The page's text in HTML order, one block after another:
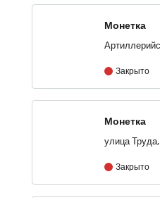
Монетка
Закрыто
Монетка
Закрыто